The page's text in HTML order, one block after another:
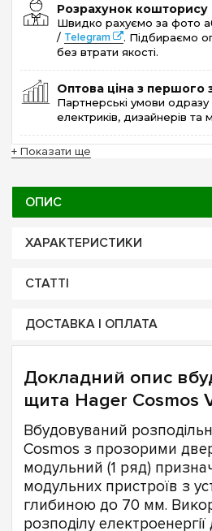
Розрахунок кошторису
Швидко рахуємо за фото
/ Telegram
. Підбираємо
без втрати якості.
Оптова ціна з першого
Партнерські умови одразу
електриків, дизайнерів та
+ Показати ще
ОПИС
ХАРАКТЕРИСТИКИ
СТАТТІ
ДОСТАВКА І ОПЛАТА
Докладний опис
щита Hager Cosmos
Вбудовуваний
Cosmos з прозорими
модульний (1 ряд)
модульних пристроїв з
глибиною до 70 мм.
розподілу